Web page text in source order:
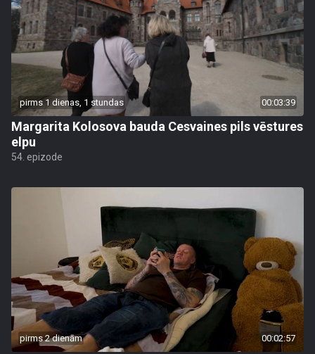
pirms 1 dienas, 1 stundas 00:03:39
Margarita Kolosova bauda Cesvaines pils vēstures
elpu
54. epizode
pirms 2 dienām 00:02:57